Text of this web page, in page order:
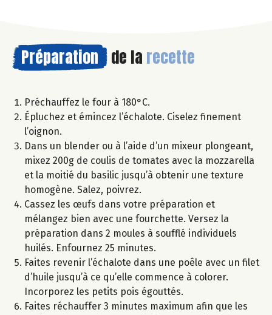
Préparation de la recette
Préchauffez le four à 180°C.
Épluchez et émincez l’échalote. Ciselez finement
l’oignon.
Dans un blender ou à l’aide d’un mixeur plongeant,
mixez 200g de coulis de tomates avec la mozzarella
et la moitié du basilic jusqu’à obtenir une texture
homogène. Salez, poivrez.
Cassez les œufs dans votre préparation et
mélangez bien avec une fourchette. Versez la
préparation dans 2 moules à soufflé individuels
huilés. Enfournez 25 minutes.
Faites revenir l’échalote dans une poêle avec un filet
d’huile jusqu’à ce qu’elle commence à colorer.
Incorporez les petits pois égouttés.
Faites réchauffer 3 minutes maximum afin que les